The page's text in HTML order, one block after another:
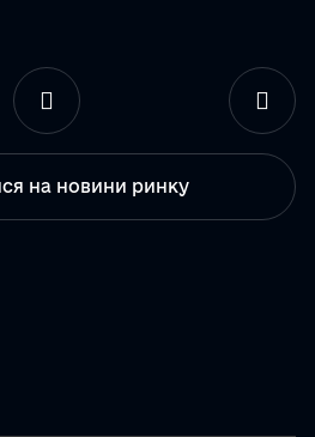
на новини ринку